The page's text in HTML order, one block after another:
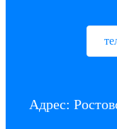
Адрес: